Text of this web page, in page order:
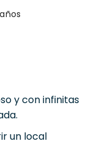
y con infinitas
un local